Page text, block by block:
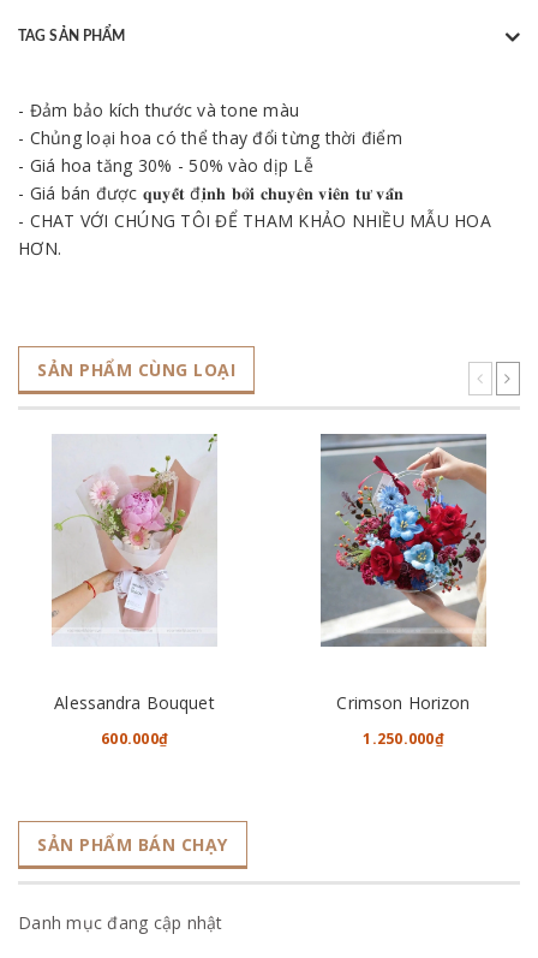
TAG SẢN PHẨM
- Đảm bảo kích thước và tone màu
- Chủng loại hoa có thể thay đổi từng thời điểm
- Giá hoa tăng 30% - 50% vào dịp Lễ
- Giá bán được 𝐪𝐮𝐲𝐞̂́𝐭 đ𝐢̣𝐧𝐡 𝐛𝐨̛̉𝐢 𝐜𝐡𝐮𝐲𝐞̂𝐧 𝐯𝐢𝐞̂𝐧 𝐭𝐮̛ 𝐯𝐚̂́𝐧
- CHAT VỚI CHÚNG TÔI ĐỂ THAM KHẢO NHIỀU MẪU HOA
HƠN.
SẢN PHẨM CÙNG LOẠI
Alessandra Bouquet
600.000₫
Crimson Horizon
1.250.000₫
SẢN PHẨM BÁN CHẠY
Danh mục đang cập nhật